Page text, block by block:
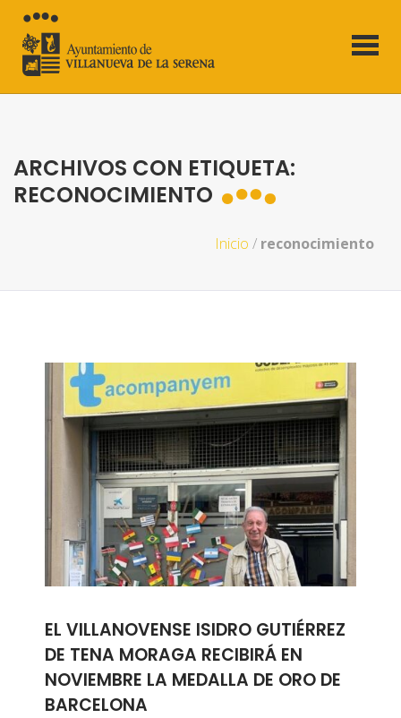
ARCHIVOS CON ETIQUETA:
RECONOCIMIENTO
Inicio / reconocimiento
EL VILLANOVENSE ISIDRO GUTIÉRREZ
DE TENA MORAGA RECIBIRÁ EN
NOVIEMBRE LA MEDALLA DE ORO DE
BARCELONA